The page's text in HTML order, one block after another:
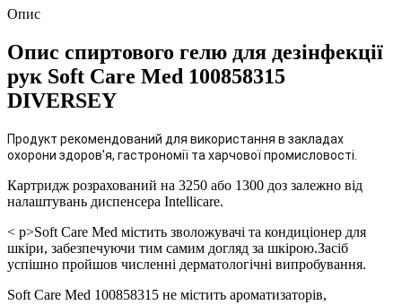
Опис
Опис спиртового гелю для дезінфекції
рук Soft Care Med 100858315
DIVERSEY
Продукт рекомендований для використання в закладах
охорони здоров'я, гастрономії та харчової промисловості.
Картридж розрахований на 3250 або 1300 доз залежно від
налаштувань диспенсера Intellicare.
< p>Soft Care Med містить зволожувачі та кондиціонер для
шкіри, забезпечуючи тим самим догляд за шкірою.Засіб
успішно пройшов численні дерматологічні випробування.
Soft Care Med 100858315 не містить ароматизаторів,